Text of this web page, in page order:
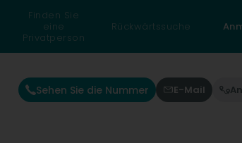
Finden Sie
eine
Privatperson
Rückwärtssuche
Sehen Sie die Nummer E-Mail